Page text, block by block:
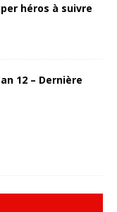
héros à suivre
12 – Dernière